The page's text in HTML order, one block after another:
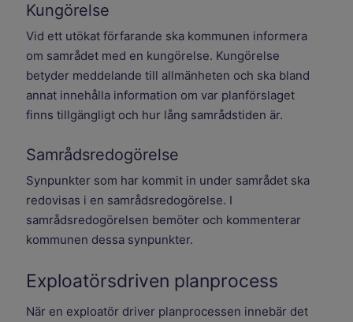
Kungörelse
Vid ett utökat förfarande ska kommunen informera
om samrådet med en kungörelse. Kungörelse
betyder meddelande till allmänheten och ska bland
annat innehålla information om var planförslaget
finns tillgängligt och hur lång samrådstiden är.
Samrådsredogörelse
Synpunkter som har kommit in under samrådet ska
redovisas i en samrådsredogörelse. I
samrådsredogörelsen bemöter och kommenterar
kommunen dessa synpunkter.
Exploatörsdriven planprocess
När en exploatör driver planprocessen innebär det